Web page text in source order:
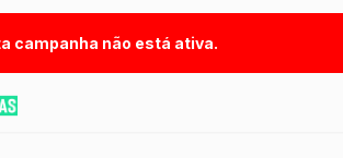
campanha não está ativa.